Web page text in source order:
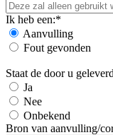
Ik heb een:*
Aanvulling
Fout gevonden
Staat de door u
Ja
Nee
Onbekend
Bron van aanvulling/